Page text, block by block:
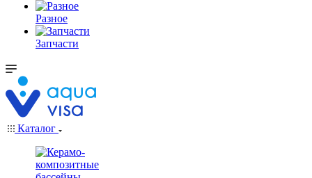
Разное
Запчасти
Каталог